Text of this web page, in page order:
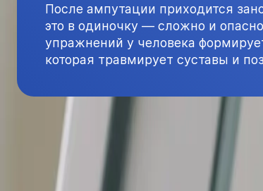
После ампутации приходится
это в одиночку — сложно и
упражнений у человека
которая травмирует суставы и